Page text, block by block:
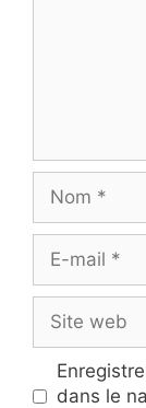
mail
web
dans le